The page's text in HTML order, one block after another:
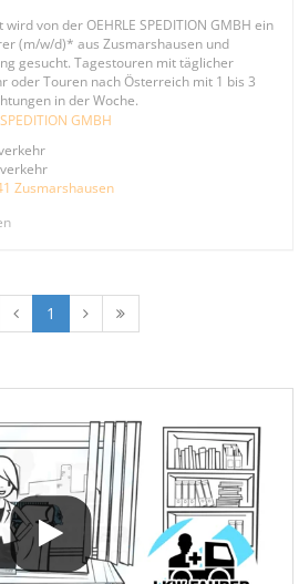
von der OEHRLE SPEDITION GMBH ein
(m/w/d)* aus Zusmarshausen und
gesucht. Tagestouren mit täglicher
oder Touren nach Österreich mit 1 bis 3
in der Woche.
GMBH
Zusmarshausen
1